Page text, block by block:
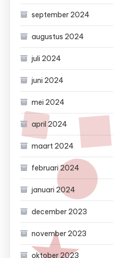
september 2024
augustus 2024
juli 2024
juni 2024
mei 2024
april 2024
maart 2024
februari 2024
januari 2024
december 2023
november 2023
oktober 2023